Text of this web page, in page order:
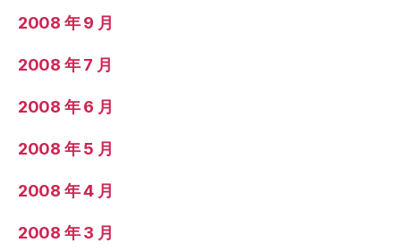
2008 年 9 月
2008 年 7 月
2008 年 6 月
2008 年 5 月
2008 年 4 月
2008 年 3 月